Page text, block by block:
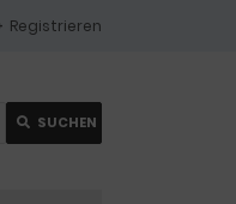
Registrieren
SUCHEN